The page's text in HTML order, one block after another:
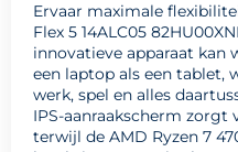
Ervaar maximale
Flex 5 14ALC05
innovatieve apparaat kan
een laptop als een tablet,
werk, spel en alles
IPS-aanraakscherm zorgt
terwijl de AMD Ryzen 7